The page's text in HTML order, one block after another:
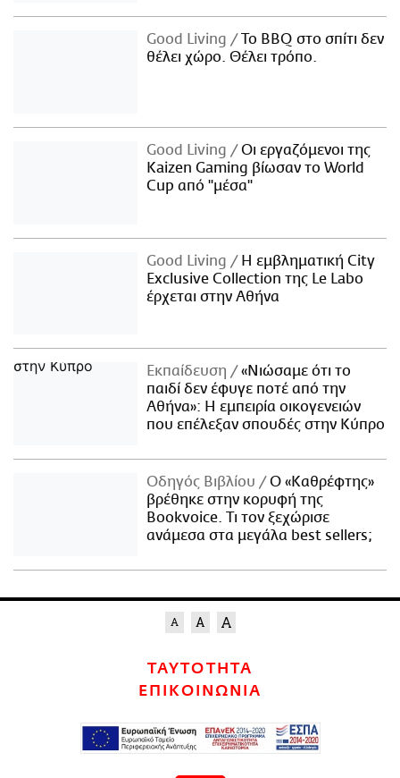
Good Living
Το BBQ στο σπίτι δεν
θέλει χώρο. Θέλει τρόπο.
Good Living
Οι εργαζόμενοι της
Kaizen Gaming βίωσαν το World
Cup από "μέσα"
Good Living
Η εμβληματική City
Exclusive Collection της Le Labo
έρχεται στην Αθήνα
Εκπαίδευση
«Νιώσαμε ότι το
παιδί δεν έφυγε ποτέ από την
Αθήνα»: Η εμπειρία οικογενειών
που επέλεξαν σπουδές στην Κύπρο
Οδηγός Βιβλίου
Ο «Καθρέφτης»
βρέθηκε στην κορυφή της
Bookvoice. Τι τον ξεχώρισε
ανάμεσα στα μεγάλα best sellers;
ΤΑΥΤΟΤΗΤΑ
ΕΠΙΚΟΙΝΩΝΙΑ